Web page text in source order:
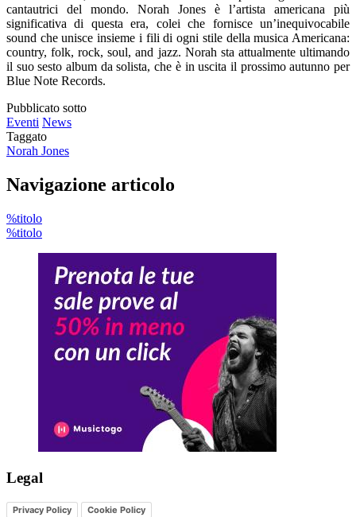
cantautrici del mondo. Norah Jones è l’artista americana più
significativa di questa era, colei che fornisce un’inequivocabile
sound che unisce insieme i fili di ogni stile della musica Americana:
country, folk, rock, soul, and jazz. Norah sta attualmente ultimando
il suo sesto album da solista, che è in uscita il prossimo autunno per
Blue Note Records.
Pubblicato sotto
Eventi News
Taggato
Norah Jones
Navigazione articolo
%titolo
%titolo
Legal
Privacy Policy Cookie Policy